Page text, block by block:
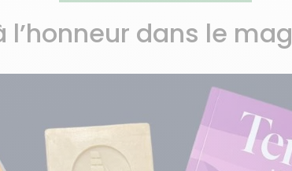
l’honneur dans le